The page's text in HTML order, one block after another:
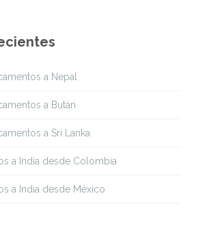
a Nepal
a Bután
a Sri Lanka
a India desde Colombia
a India desde México